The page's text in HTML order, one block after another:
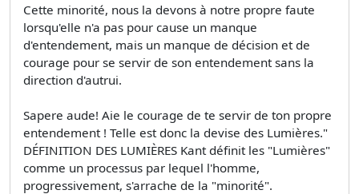
Cette minorité, nous la devons à notre propre faute
lorsqu'elle n'a pas pour cause un manque
d'entendement, mais un manque de décision et de
courage pour se servir de son entendement sans la
direction d'autrui.
Sapere aude! Aie le courage de te servir de ton propre
entendement ! Telle est donc la devise des Lumières."
DÉFINITION DES LUMIÈRES Kant définit les "Lumières"
comme un processus par lequel l'homme,
progressivement, s'arrache de la "minorité".